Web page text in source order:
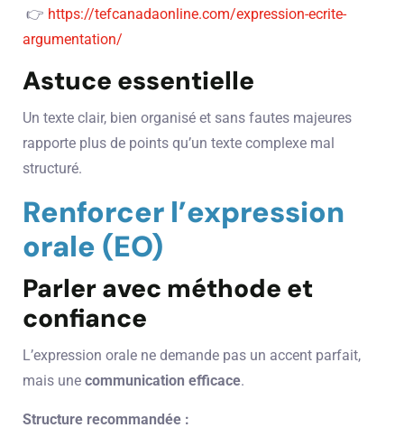
👉 https://tefcanadaonline.com/expression-ecrite-
argumentation/
Astuce essentielle
Un texte clair, bien organisé et sans fautes majeures
rapporte plus de points qu’un texte complexe mal
structuré.
Renforcer l’expression
orale (EO)
Parler avec méthode et
confiance
L’expression orale ne demande pas un accent parfait,
mais une communication efficace.
Structure recommandée :